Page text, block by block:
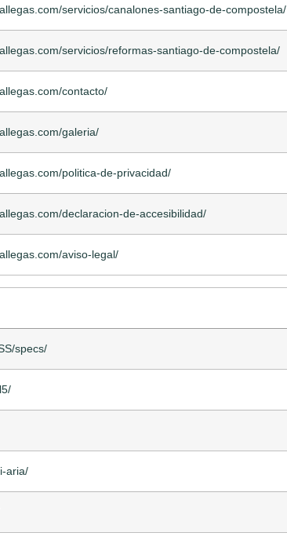
servicios/canalones-santiago-de-compostela/
servicios/reformas-santiago-de-compostela/
contacto/
galeria/
politica-de-privacidad/
declaracion-de-accesibilidad/
aviso-legal/
specs/
aria/